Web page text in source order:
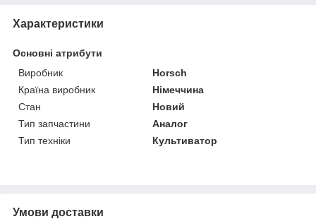
Характеристики
Основні атрибути
Виробник
Horsch
Країна виробник
Німеччина
Стан
Новий
Тип запчастини
Аналог
Тип техніки
Культиватор
Умови доставки